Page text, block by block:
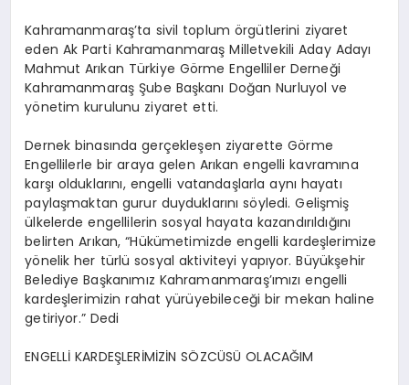
Kahramanmaraş’ta sivil toplum örgütlerini ziyaret
eden Ak Parti Kahramanmaraş Milletvekili Aday Adayı
Mahmut Arıkan Türkiye Görme Engelliler Derneği
Kahramanmaraş Şube Başkanı Doğan Nurluyol ve
yönetim kurulunu ziyaret etti.
Dernek binasında gerçekleşen ziyarette Görme
Engellilerle bir araya gelen Arıkan engelli kavramına
karşı olduklarını, engelli vatandaşlarla aynı hayatı
paylaşmaktan gurur duyduklarını söyledi. Gelişmiş
ülkelerde engellilerin sosyal hayata kazandırıldığını
belirten Arıkan, “Hükümetimizde engelli kardeşlerimize
yönelik her türlü sosyal aktiviteyi yapıyor. Büyükşehir
Belediye Başkanımız Kahramanmaraş’ımızı engelli
kardeşlerimizin rahat yürüyebileceği bir mekan haline
getiriyor.” Dedi
ENGELLİ KARDEŞLERİMİZİN SÖZCÜSÜ OLACAĞIM